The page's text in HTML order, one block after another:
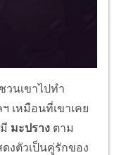
วนเขาไปทำ
เหมือนที่เขาเคย
มะปราง ตาม
ดงตัวเป็นคู่รักของ